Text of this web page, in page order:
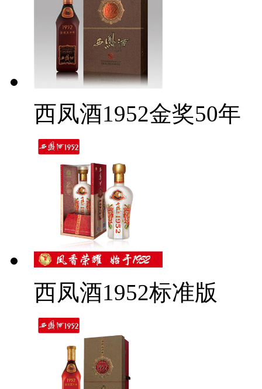
西凤酒1952金奖50年
西凤酒1952标准版